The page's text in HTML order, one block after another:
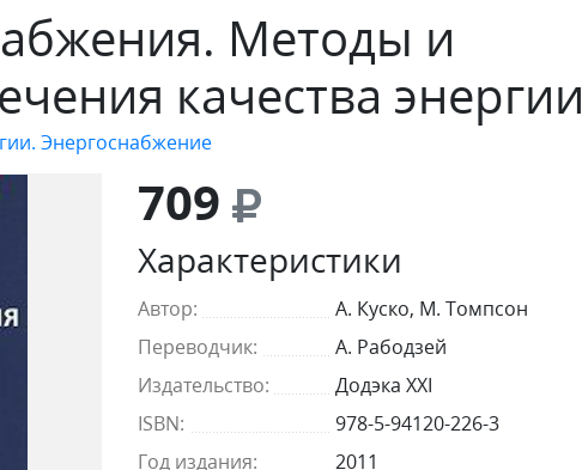
Методы и
качества энергии
Энергоснабжение
709
Характеристики
Автор:
А. Куско, М. Томпсон
Переводчик:
А. Рабодзей
Издательство:
Додэка XXI
ISBN:
978-5-94120-226-3
Год издания:
2011